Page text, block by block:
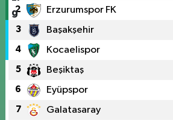
2 Erzurumspor FK
3 Başakşehir
4 Kocaelispor
5 Beşiktaş
6 Eyüpspor
7 Galatasaray